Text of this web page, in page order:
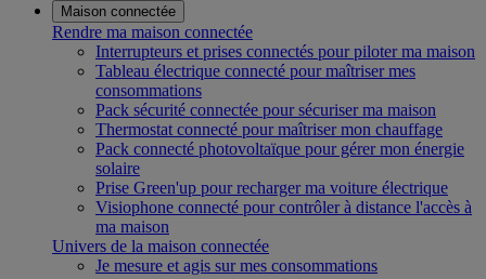
Maison connectée
Rendre ma maison connectée
Interrupteurs et prises connectés pour piloter ma maison
Tableau électrique connecté pour maîtriser mes
consommations
Pack sécurité connectée pour sécuriser ma maison
Thermostat connecté pour maîtriser mon chauffage
Pack connecté photovoltaïque pour gérer mon énergie
solaire
Prise Green'up pour recharger ma voiture électrique
Visiophone connecté pour contrôler à distance l'accès à
ma maison
Univers de la maison connectée
Je mesure et agis sur mes consommations